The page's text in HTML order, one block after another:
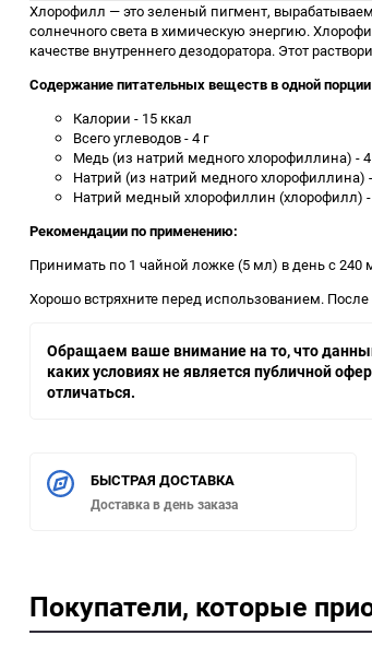
Хлорофилл — это зеленый пигмент,
солнечного света в химическую энергию.
качестве внутреннего дезодоратора. Этот
Содержание питательных веществ в одной
Калории - 15 ккал
Всего углеводов - 4 г
Медь (из натрий медного хлорофиллина) -
Натрий (из натрий медного хлорофиллина)
Натрий медный хлорофиллин (хлорофилл) -
Рекомендации по применению:
Принимать по 1 чайной ложке (5 мл) в день с 240
Хорошо встряхните перед использованием.
Обращаем ваше внимание на то, что
каких условиях не является публичной
отличаться.
БЫСТРАЯ ДОСТАВКА
Доставка в день заказа
Покупатели, которые